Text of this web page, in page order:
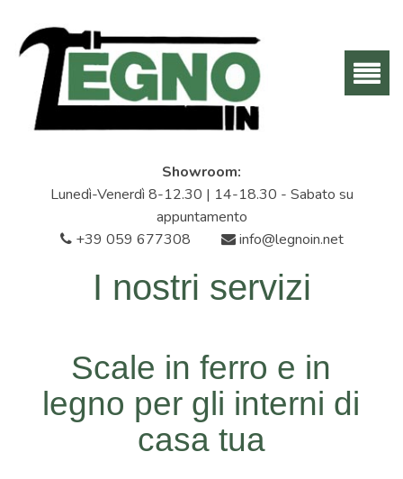
Showroom:
Lunedì-Venerdì 8-12.30 | 14-18.30 - Sabato su
appuntamento
+39 059 677308
info@legnoin.net
I nostri servizi
Scale in ferro e in
legno per gli interni di
casa tua